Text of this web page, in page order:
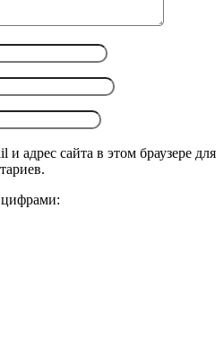
адрес сайта в этом браузере для
цифрами: